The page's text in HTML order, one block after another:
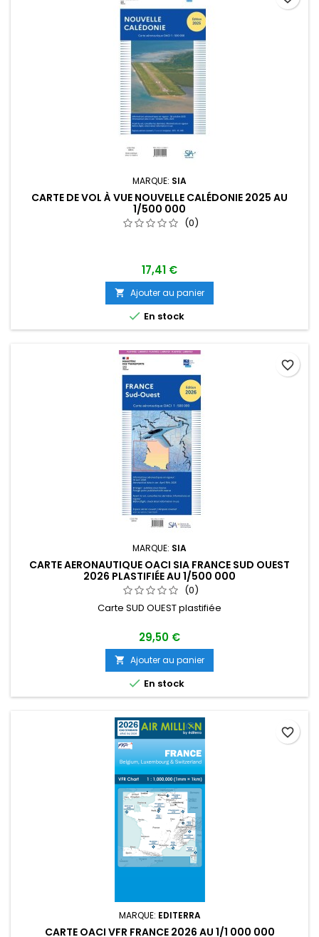
MARQUE: SIA
CARTE DE VOL À VUE NOUVELLE CALÉDONIE 2025 AU
1/500 000
(0)
17,41 €
 Ajouter au panier
 En stock
MARQUE: SIA
CARTE AERONAUTIQUE OACI SIA FRANCE SUD OUEST
2026 PLASTIFIÉE AU 1/500 000
(0)
Carte SUD OUEST plastifiée
29,50 €
 Ajouter au panier
 En stock
favorite_border
MARQUE: EDITERRA
CARTE OACI VFR FRANCE 2026 AU 1/1 000 000
favorite_border